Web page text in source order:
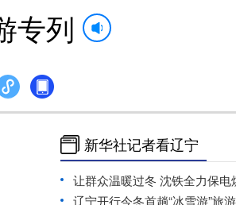
专列
新华社记者看辽宁
让群众温暖过冬 沈铁全力保电
辽宁开行今冬首趟“冰雪游”旅